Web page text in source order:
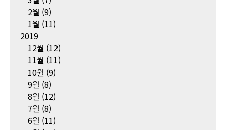
2월 (9)
1월 (11)
2019
12월 (12)
11월 (11)
10월 (9)
9월 (8)
8월 (12)
7월 (8)
6월 (11)